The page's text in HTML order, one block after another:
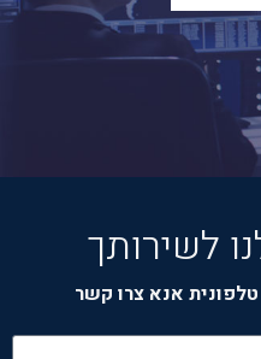
לשירותך
אנא צרו קשר